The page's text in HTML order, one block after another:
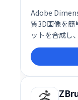
Adobe
質3D画像を簡
ットを合成し
アートなど
し、無料の3D
ジェクトを